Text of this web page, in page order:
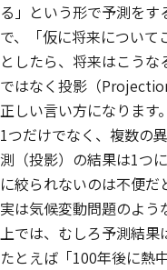
る」という形で予測を
で、「仮に将来について
としたら、将来はこうな
ではなく投影（
正しい言い方になります
1つだけでなく、複数の
測（投影）の結果は1つ
に絞られないのは不便だ
実は気候変動問題のよう
上では、むしろ予測結果
たとえば「100年後に熱